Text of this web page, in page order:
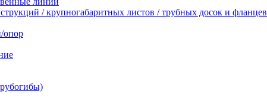
/ крупногабаритных листов / трубных досок и фланцев
опор